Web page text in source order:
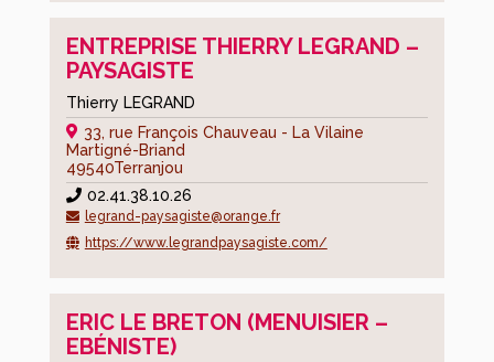
jeunesse-
social-
santé
Sport-
associations-
culture
Bâtiments
communaux
Urbanisme-
économie-
cadre
ENTREPRISE THIERRY LEGRAND –
PAYSAGISTE
Thierry LEGRAND
33, rue François Chauveau - La Vilaine
Martigné-Briand
49540Terranjou
02.41.38.10.26
legrand-paysagiste@orange.fr
https://www.legrandpaysagiste.com/
ERIC LE BRETON (MENUISIER –
EBÉNISTE)